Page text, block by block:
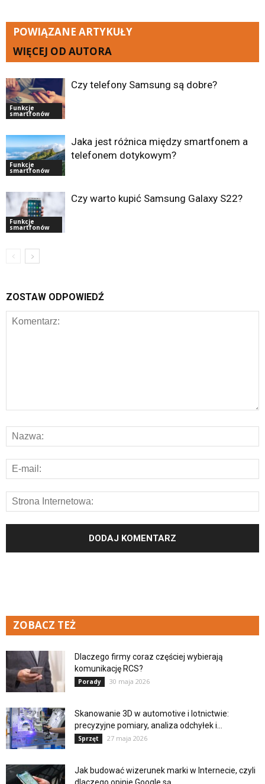
POWIĄZANE ARTYKUŁY
WIĘCEJ OD AUTORA
Funkcje
smartfonów
Czy telefony Samsung są dobre?
Funkcje
smartfonów
Jaka jest różnica między smartfonem a
telefonem dotykowym?
Funkcje
smartfonów
Czy warto kupić Samsung Galaxy S22?
ZOSTAW ODPOWIEDŹ
ZOBACZ TEŻ
Dlaczego firmy coraz częściej wybierają
komunikację RCS?
Porady 30 maja 2026
Skanowanie 3D w automotive i lotnictwie:
precyzyjne pomiary, analiza odchyłek i...
Sprzęt 27 maja 2026
Jak budować wizerunek marki w Internecie, czyli